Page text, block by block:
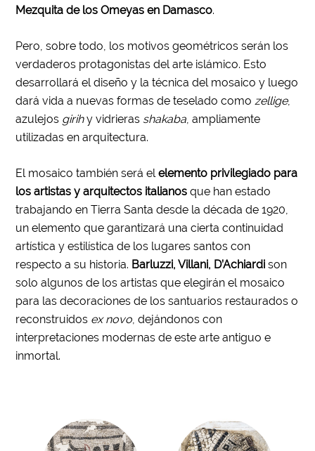
Mezquita de los Omeyas en Damasco.
Pero, sobre todo, los motivos geométricos serán los
verdaderos protagonistas del arte islámico. Esto
desarrollará el diseño y la técnica del mosaico y luego
dará vida a nuevas formas de teselado comozellige,
azulejos girihy vidrieras shakaba, ampliamente
utilizadas en arquitectura.
El mosaico también será elelemento privilegiado para
los artistas y arquitectos italianos que han estado
trabajando en Tierra Santa desde la década de 1920,
un elemento que garantizará una cierta continuidad
artística y estilística de los lugares santos con
respecto a su historia. Barluzzi, Villani, D’Achiardi son
solo algunos de los artistas que elegirán el mosaico
para las decoraciones de los santuarios restaurados o
reconstruidos ex novo, dejándonos con
interpretaciones modernas de este arte antiguo e
inmortal.